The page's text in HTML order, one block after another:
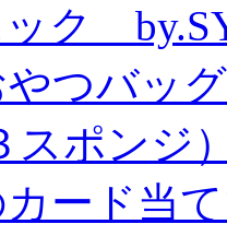
ック
やつバッ
スポン
カード当